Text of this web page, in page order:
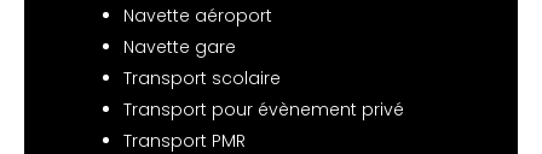
Navette aéroport
Navette gare
Transport scolaire
Transport pour évènement privé
Transport PMR